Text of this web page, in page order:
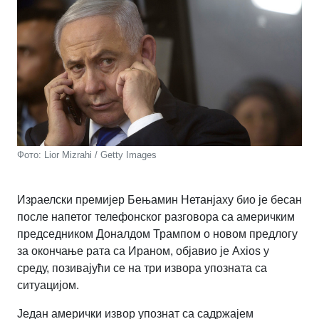
Фото: Lior Mizrahi / Getty Images
Израелски премијер Бењамин Нетанјаху био је бесан
после напетог телефонског разговора са америчким
председником Доналдом Трампом о новом предлогу
за окончање рата са Ираном, објавио је Axios у
среду, позивајући се на три извора упозната са
ситуацијом.
Један амерички извор упознат са садржајем